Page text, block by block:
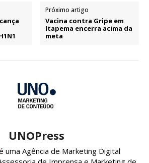
Próximo artigo
Vacina contra Gripe em
Itapema encerra acima da
meta
UNOPress
uma Agência de Marketing Digital